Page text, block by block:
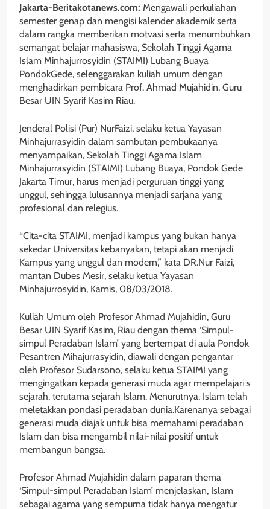
Jakarta-Beritakotanews.com: Mengawali perkuliahan
semester genap dan mengisi kalender akademik serta
dalam rangka memberikan motvasi serta menumbuhkan
semangat belajar mahasiswa, Sekolah Tinggi Agama
Islam Minhajurrosyidin (STAIMI) Lubang Buaya
PondokGede, selenggarakan kuliah umum dengan
menghadirkan pembicara Prof. Ahmad Mujahidin, Guru
Besar UIN Syarif Kasim Riau.
Jenderal Polisi (Pur) NurFaizi, selaku ketua Yayasan
Minhajurrasyidin dalam sambutan pembukaanya
menyampaikan, Sekolah Tinggi Agama Islam
Minhajurrasyidin (STAIMI) Lubang Buaya, Pondok Gede
Jakarta Timur, harus menjadi perguruan tinggi yang
unggul, sehingga lulusannya menjadi sarjana yang
profesional dan relegius.
“Cita-cita STAIMI, menjadi kampus yang bukan hanya
sekedar Universitas kebanyakan, tetapi akan menjadi
Kampus yang unggul dan modern,” kata DR.Nur Faizi,
mantan Dubes Mesir, selaku ketua Yayasan
Minhajurrosyidin, Kamis, 08/03/2018.
Kuliah Umum oleh Profesor Ahmad Mujahidin, Guru
Besar UIN Syarif Kasim, Riau dengan thema ‘Simpul-
simpul Peradaban Islam’ yang bertempat di aula Pondok
Pesantren Mihajurrasyidin, diawali dengan pengantar
oleh Profesor Sudarsono, selaku ketua STAIMI yang
mengingatkan kepada generasi muda agar mempelajari s
sejarah, terutama sejarah Islam. Menurutnya, Islam telah
meletakkan pondasi peradaban dunia.Karenanya sebagai
generasi muda diajak untuk bisa memahami peradaban
Islam dan bisa mengambil nilai-nilai positif untuk
membangun bangsa.
Profesor Ahmad Mujahidin dalam paparan thema
‘Simpul-simpul Peradaban Islam’ menjelaskan, Islam
sebagai agama yang sempurna tidak hanya mengatur